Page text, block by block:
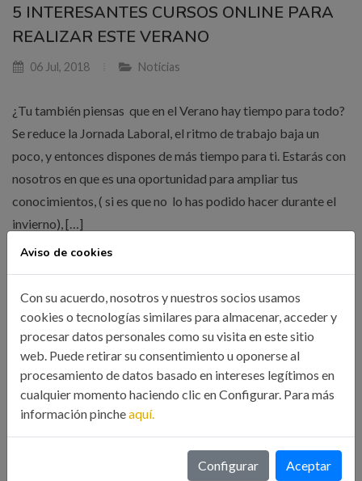
5 INTERESANTES CURSOS ONLINE PARA
REALIZAR ESTE VERANO
06 Jul, 2018 Noticias
¿Tu también piensas que en el Verano hay tiempo para todo?
Se reduce la Jornada Laboral, el ritmo de trabajo baja un
poco, y entonces dispones de más tiempo para ti. Estarás con
nosotros en que es una oportunidad para ampliar tus
conocimientos, ( si es que no lo has podido hacer durante el
invierno), […]
Búsqueda
Aviso de cookies
Con su acuerdo, nosotros y nuestros socios usamos
cookies o tecnologías similares para almacenar, acceder y
procesar datos personales como su visita en este sitio
web. Puede retirar su consentimiento u oponerse al
procesamiento de datos basado en intereses legítimos en
cualquier momento haciendo clic en Configurar. Para más
información pincheaquí.
Configurar Aceptar